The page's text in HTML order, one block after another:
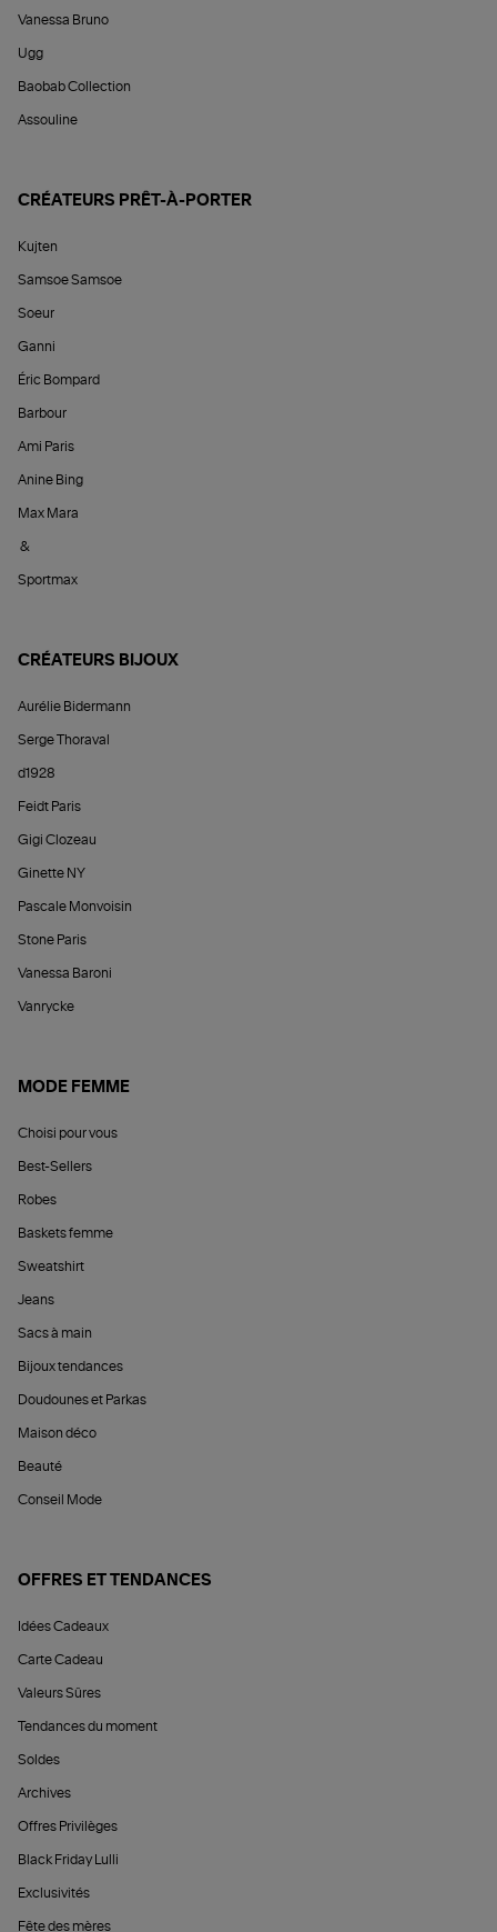
Vanessa Bruno
Ugg
Baobab Collection
Assouline
CRÉATEURS PRÊT-À-PORTER
Kujten
Samsoe Samsoe
Soeur
Ganni
Éric Bompard
Barbour
Ami Paris
Anine Bing
Max Mara
&
Sportmax
CRÉATEURS BIJOUX
Aurélie Bidermann
Serge Thoraval
d1928
Feidt Paris
Gigi Clozeau
Ginette NY
Pascale Monvoisin
Stone Paris
Vanessa Baroni
Vanrycke
MODE FEMME
Choisi pour vous
Best-Sellers
Robes
Baskets femme
Sweatshirt
Jeans
Sacs à main
Bijoux tendances
Doudounes et Parkas
Maison déco
Beauté
Conseil Mode
OFFRES ET TENDANCES
Idées Cadeaux
Carte Cadeau
Valeurs Sûres
Tendances du moment
Soldes
Archives
Offres Privilèges
Black Friday Lulli
Exclusivités
Fête des mères